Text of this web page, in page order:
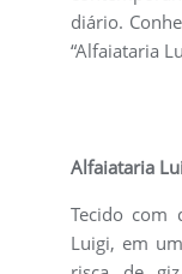
diário.
“Alfaiataria
Alfaiataria
Tecido com
Luigi, em